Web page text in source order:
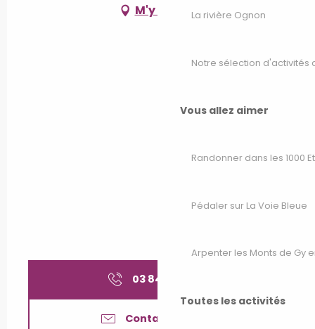
La rivière Ognon
Notre sélection d'activités
Vous allez aimer
Randonner dans les 1000
Pédaler sur La Voie Bleue
Arpenter les Monts de Gy
Toutes les activités
M'y rendre
03 84 65 18
Contactez-nous